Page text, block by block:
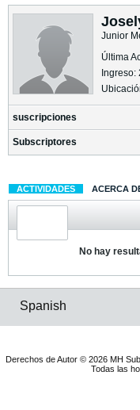
Junior
Última
Ingreso:
suscripciones
Subscriptores
ACTIVIDADES ACERCA
No hay
Spanish
Derechos de Autor © 2026 MH
Todas las